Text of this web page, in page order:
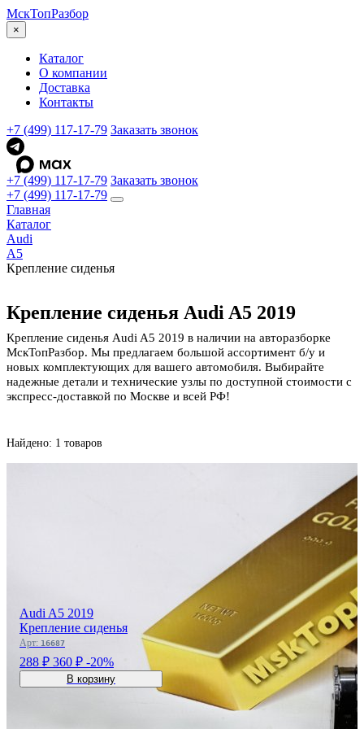
МскТопРазбор
×
Каталог
О компании
Доставка
Контакты
+7 (499) 117-17-79 Заказать звонок
+7 (499) 117-17-79 Заказать звонок
+7 (499) 117-17-79
Главная
Каталог
Audi
A5
Крепление сиденья
Крепление сиденья Audi A5 2019
Крепление сиденья Audi A5 2019 в наличии на авторазборке
МскТопРазбор. Мы предлагаем большой ассортимент б/у и
новых комплектующих для вашего автомобиля. Выбирайте
надежные детали и технические узлы по доступной стоимости с
экспресс-доставкой по Москве и всей РФ!
Найдено: 1 товаров
Audi A5 2019
Крепление сиденья
Арт: 16687
288 ₽ 360 ₽ -20%
В корзину